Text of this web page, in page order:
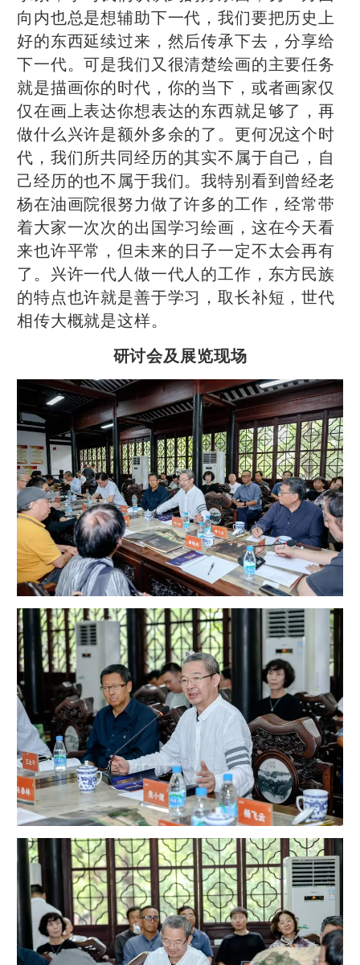
向内也总是想辅助下一代，我们要把历史上
好的东西延续过来，然后传承下去，分享给
下一代。可是我们又很清楚绘画的主要任务
就是描画你的时代，你的当下，或者画家仅
仅在画上表达你想表达的东西就足够了，再
做什么兴许是额外多余的了。更何况这个时
代，我们所共同经历的其实不属于自己，自
己经历的也不属于我们。我特别看到曾经老
杨在油画院很努力做了许多的工作，经常带
着大家一次次的出国学习绘画，这在今天看
来也许平常，但未来的日子一定不太会再有
了。兴许一代人做一代人的工作，东方民族
的特点也许就是善于学习，取长补短，世代
相传大概就是这样。
研讨会及展览现场